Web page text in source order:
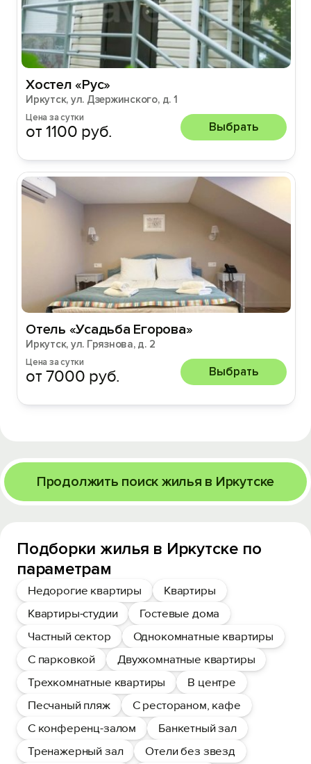
Хостел «Рус»
Иркутск, ул. Дзержинского, д. 1
Цена за сутки
от 1100 руб. Выбрать
Отель «Усадьба Егорова»
Иркутск, ул. Грязнова, д. 2
Цена за сутки
от 7000 руб. Выбрать
Продолжить поиск жилья в Иркутске
Подборки жилья в Иркутске по
параметрам
Недорогие квартиры
Квартиры
Квартиры-студии
Гостевые дома
Частный сектор
Однокомнатные квартиры
С парковкой
Двухкомнатные квартиры
Трехкомнатные квартиры
В центре
Песчаный пляж
С рестораном, кафе
С конференц-залом
Банкетный зал
Тренажерный зал
Отели без звезд